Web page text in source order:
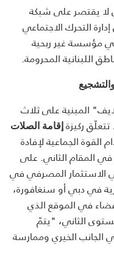
لا يقتصر على شبكة
التحرك الاجتماعي
مؤسسة غير ربحية
اللبنانية المحرومة.
المبنية على ثلاث
ركيزةإقامة الصلات
القوة الجماعية لإفادة
المقام الثاني. على
الاستثمار المصرفي في
في دبي أو سنغافورة،
في الموقع الذي
الثاني، "يتمّ
الخيري وممارسة